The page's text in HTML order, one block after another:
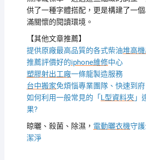
供了一種字體搭配，更是構建了一
滿關懷的閱讀環境。
【其他文章推薦】
提供原廠最高品質的各式柴油堆高機
推薦評價好的iphone維修中心
塑膠射出工廠一條龍製造服務
台中搬家免煩惱專業團隊、快速到
如何利用一般常見的「 L型資料夾」
果?
晾曬、殺菌、除濕， 電動曬衣機守
潔淨